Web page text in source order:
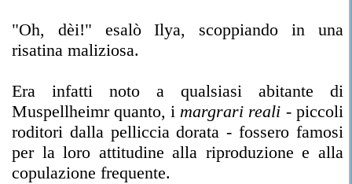
"Oh, dèi!" esalò Ilya, scoppiando in una
risatina maliziosa.
Era infatti noto a qualsiasi abitante di
Muspellheimr quanto, imargrari reali - piccoli
roditori dalla pelliccia dorata - fossero famosi
per la loro attitudine alla riproduzione e alla
copulazione frequente.